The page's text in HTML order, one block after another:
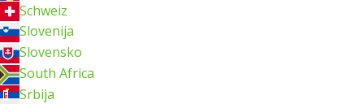
Schweiz
Slovenija
Slovensko
South Africa
Srbija